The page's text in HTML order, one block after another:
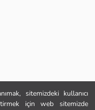
sitemizdeki kullanıcı
için web sitemizde